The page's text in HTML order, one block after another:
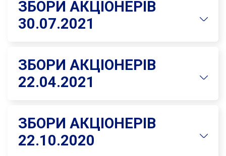
ЗБОРИ АКЦІОНЕРІВ
30.07.2021
ЗБОРИ АКЦІОНЕРІВ
22.04.2021
ЗБОРИ АКЦІОНЕРІВ
22.10.2020